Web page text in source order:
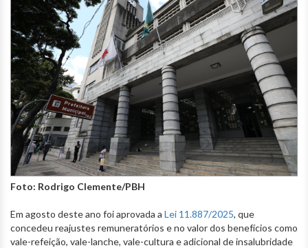
Foto: Rodrigo Clemente/PBH
Em agosto deste ano foi aprovada a Lei 11.887/2025, que
concedeu reajustes remuneratórios e no valor dos benefícios como
vale-refeição, vale-lanche, vale-cultura e adicional de insalubridade